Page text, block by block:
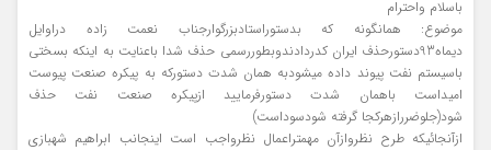
باسلام واحترام
موضوع: همانگونه که بدستوراستادبزرگوارجناب نعمت زاده دراوایل
دیماه93دستورحذف ایران کدردادندوبطوررسمی حذف شدا باعنایت به اینکه بسختی
باسیستم نفت پیوند داده میشودبه همان شدت دستورکه به پیکره صنعت پیوست
امیداست باهمان شدت دستورفرمایید ازپیکره صنعت نفت حذف
شود(جلوضررازهرکجا گرفته شودسوداست)
ازآنجائیکه طرح نظروازآن مهمتراعمال نظرواجب است اینجانب ابراهیم شهبازی